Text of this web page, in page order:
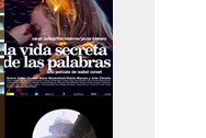
>La vida secreta de
las palabras